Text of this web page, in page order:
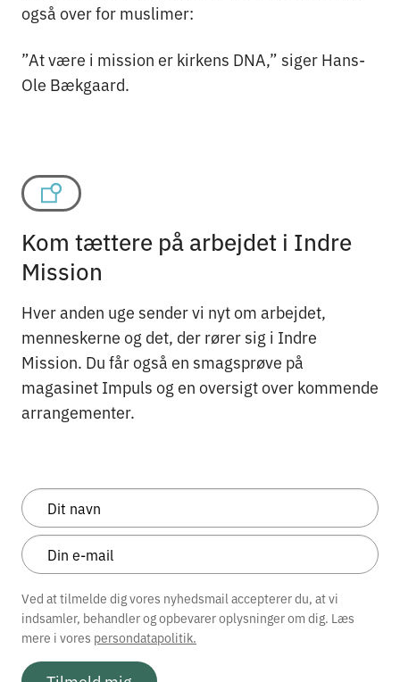
også over for muslimer:
”At være i mission er kirkens DNA,” siger Hans-
Ole Bækgaard.
Kom tættere på arbejdet i Indre
Mission
Hver anden uge sender vi nyt om arbejdet,
menneskerne og det, der rører sig i Indre
Mission. Du får også en smagsprøve på
magasinet Impuls og en oversigt over kommende
arrangementer.
Ved at tilmelde dig vores nyhedsmail accepterer du, at vi
indsamler, behandler og opbevarer oplysninger om dig. Læs
mere i vores persondatapolitik.